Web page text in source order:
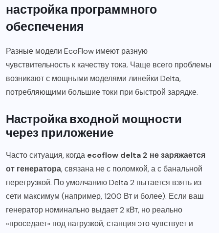
настройка программного
обеспечения
Разные модели EcoFlow имеют разную
чувствительность к качеству тока. Чаще всего проблемы
возникают с мощными моделями линейки Delta,
потребляющими большие токи при быстрой зарядке.
Настройка входной мощности
через приложение
Часто ситуация, когда ecoflow delta 2 не заряжается
от генератора, связана не с поломкой, а с банальной
перегрузкой. По умолчанию Delta 2 пытается взять из
сети максимум (например, 1200 Вт и более). Если ваш
генератор номинально выдает 2 кВт, но реально
«проседает» под нагрузкой, станция это чувствует и